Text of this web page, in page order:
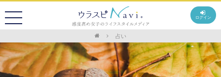
ログイン
占い